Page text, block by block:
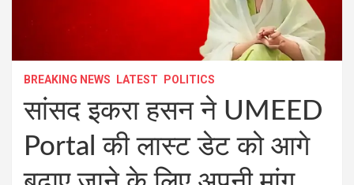
BREAKING NEWS LATEST POLITICS
सांसद इकरा हसन ने UMEED
Portal की लास्ट डेट को आगे